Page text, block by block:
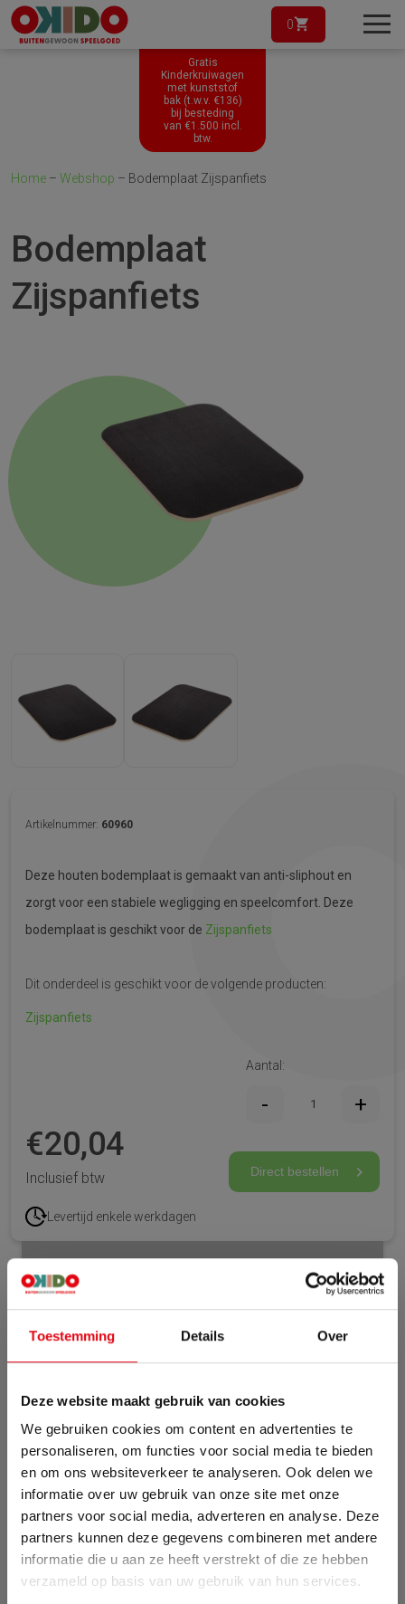
Toestemming Details Over
Deze website maakt gebruik van cookies
We gebruiken cookies om content en advertenties te
personaliseren, om functies voor social media te bieden
en om ons websiteverkeer te analyseren. Ook delen we
informatie over uw gebruik van onze site met onze
partners voor social media, adverteren en analyse. Deze
partners kunnen deze gegevens combineren met andere
informatie die u aan ze heeft verstrekt of die ze hebben
verzameld op basis van uw gebruik van hun services.
Zomervakantie
0
Gratis
Kinderkruiwagen
met kunststof
bak (t.w.v. €136)
bij besteding
van €1.500 incl.
btw.
Home – Webshop – Bodemplaat Zijspanfiets
Bodemplaat
Zijspanfiets
Artikelnummer: 60960
Deze houten bodemplaat is gemaakt van anti-sliphout en
zorgt voor een stabiele wegligging en speelcomfort. Deze
bodemplaat is geschikt voor de Zijspanfiets
Dit onderdeel is geschikt voor de volgende producten:
Zijspanfiets
Aantal:
Direct bestellen
€20,04
Inclusief btw
Levertijd enkele werkdagen
Specificaties
Artikelnummer
60960